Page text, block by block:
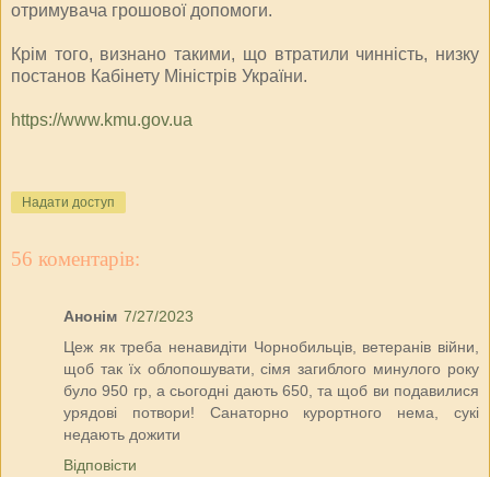
отримувача грошової допомоги.
Крім того, визнано такими, що втратили чинність, низку
постанов Кабінету Міністрів України.
https://www.kmu.gov.ua
Надати доступ
56 коментарів:
Анонім 7/27/2023
Цеж як треба ненавидіти Чорнобильців, ветеранів війни,
щоб так їх облопошувати, сімя загиблого минулого року
було 950 гр, а сьогодні дають 650, та щоб ви подавилися
урядові потвори! Санаторно курортного нема, сукі
недають дожити
Відповісти